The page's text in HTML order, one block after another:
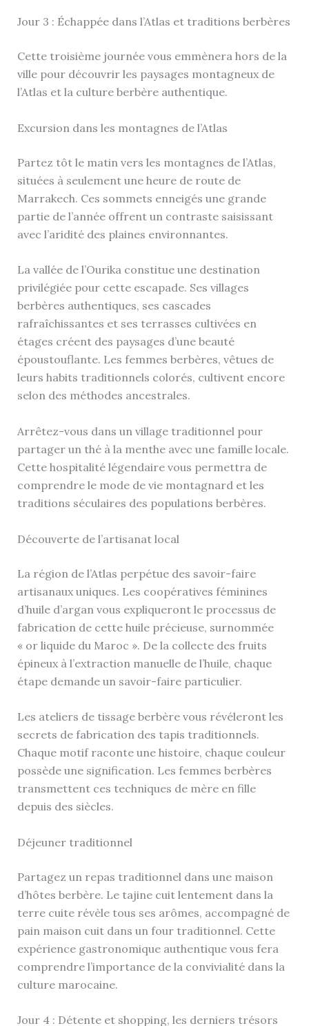
Jour 3 : Échappée dans l’Atlas et traditions berbères
Cette troisième journée vous emmènera hors de la
ville pour découvrir les paysages montagneux de
l’Atlas et la culture berbère authentique.
Excursion dans les montagnes de l’Atlas
Partez tôt le matin vers les montagnes de l’Atlas,
situées à seulement une heure de route de
Marrakech. Ces sommets enneigés une grande
partie de l’année offrent un contraste saisissant
avec l’aridité des plaines environnantes.
La vallée de l’Ourika constitue une destination
privilégiée pour cette escapade. Ses villages
berbères authentiques, ses cascades
rafraîchissantes et ses terrasses cultivées en
étages créent des paysages d’une beauté
époustouflante. Les femmes berbères, vêtues de
leurs habits traditionnels colorés, cultivent encore
selon des méthodes ancestrales.
Arrêtez-vous dans un village traditionnel pour
partager un thé à la menthe avec une famille locale.
Cette hospitalité légendaire vous permettra de
comprendre le mode de vie montagnard et les
traditions séculaires des populations berbères.
Découverte de l’artisanat local
La région de l’Atlas perpétue des savoir-faire
artisanaux uniques. Les coopératives féminines
d’huile d’argan vous expliqueront le processus de
fabrication de cette huile précieuse, surnommée
« or liquide du Maroc ». De la collecte des fruits
épineux à l’extraction manuelle de l’huile, chaque
étape demande un savoir-faire particulier.
Les ateliers de tissage berbère vous révéleront les
secrets de fabrication des tapis traditionnels.
Chaque motif raconte une histoire, chaque couleur
possède une signification. Les femmes berbères
transmettent ces techniques de mère en fille
depuis des siècles.
Déjeuner traditionnel
Partagez un repas traditionnel dans une maison
d’hôtes berbère. Le tajine cuit lentement dans la
terre cuite révèle tous ses arômes, accompagné de
pain maison cuit dans un four traditionnel. Cette
expérience gastronomique authentique vous fera
comprendre l’importance de la convivialité dans la
culture marocaine.
Jour 4 : Détente et shopping, les derniers trésors